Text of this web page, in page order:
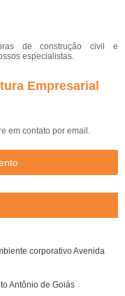
de construção civil e
especialistas.
Empresarial
em contato por email.
corporativo Avenida
Antônio de Goiás